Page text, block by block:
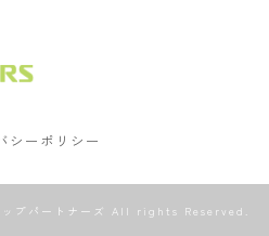
シーポリシー
プパートナーズ All rights Reserved.